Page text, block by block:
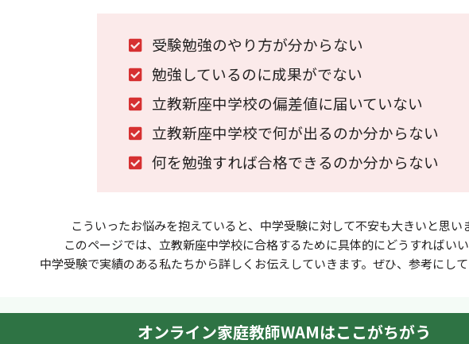
受験勉強のやり⽅が分からない
勉強しているのに成果がでない
立教新座中学校の偏差値に届いていない
立教新座中学校で何が出るのか分からない
何を勉強すれば合格できるのか分からない
こういったお悩みを抱えていると、中学受験に対して不安も⼤きいと思い
このページでは、立教新座中学校に合格するために具体的にどうすればいい
中学受験で実績のある私たちから詳しくお伝えしていきます。ぜひ、参考にして
オンライン家庭教師WAMはここがちがう